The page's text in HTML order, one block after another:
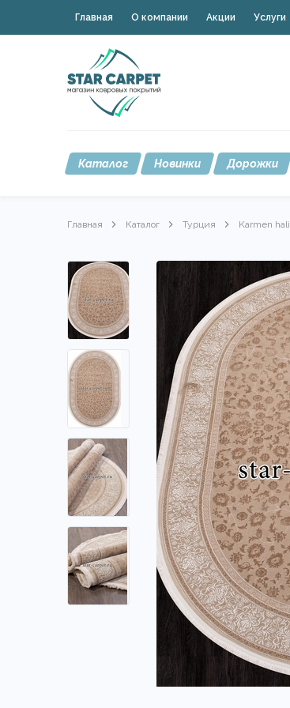
Главная О компании Акции Услуги
Каталог Новинки Дорожки
Главная Каталог Турция Karmen hali